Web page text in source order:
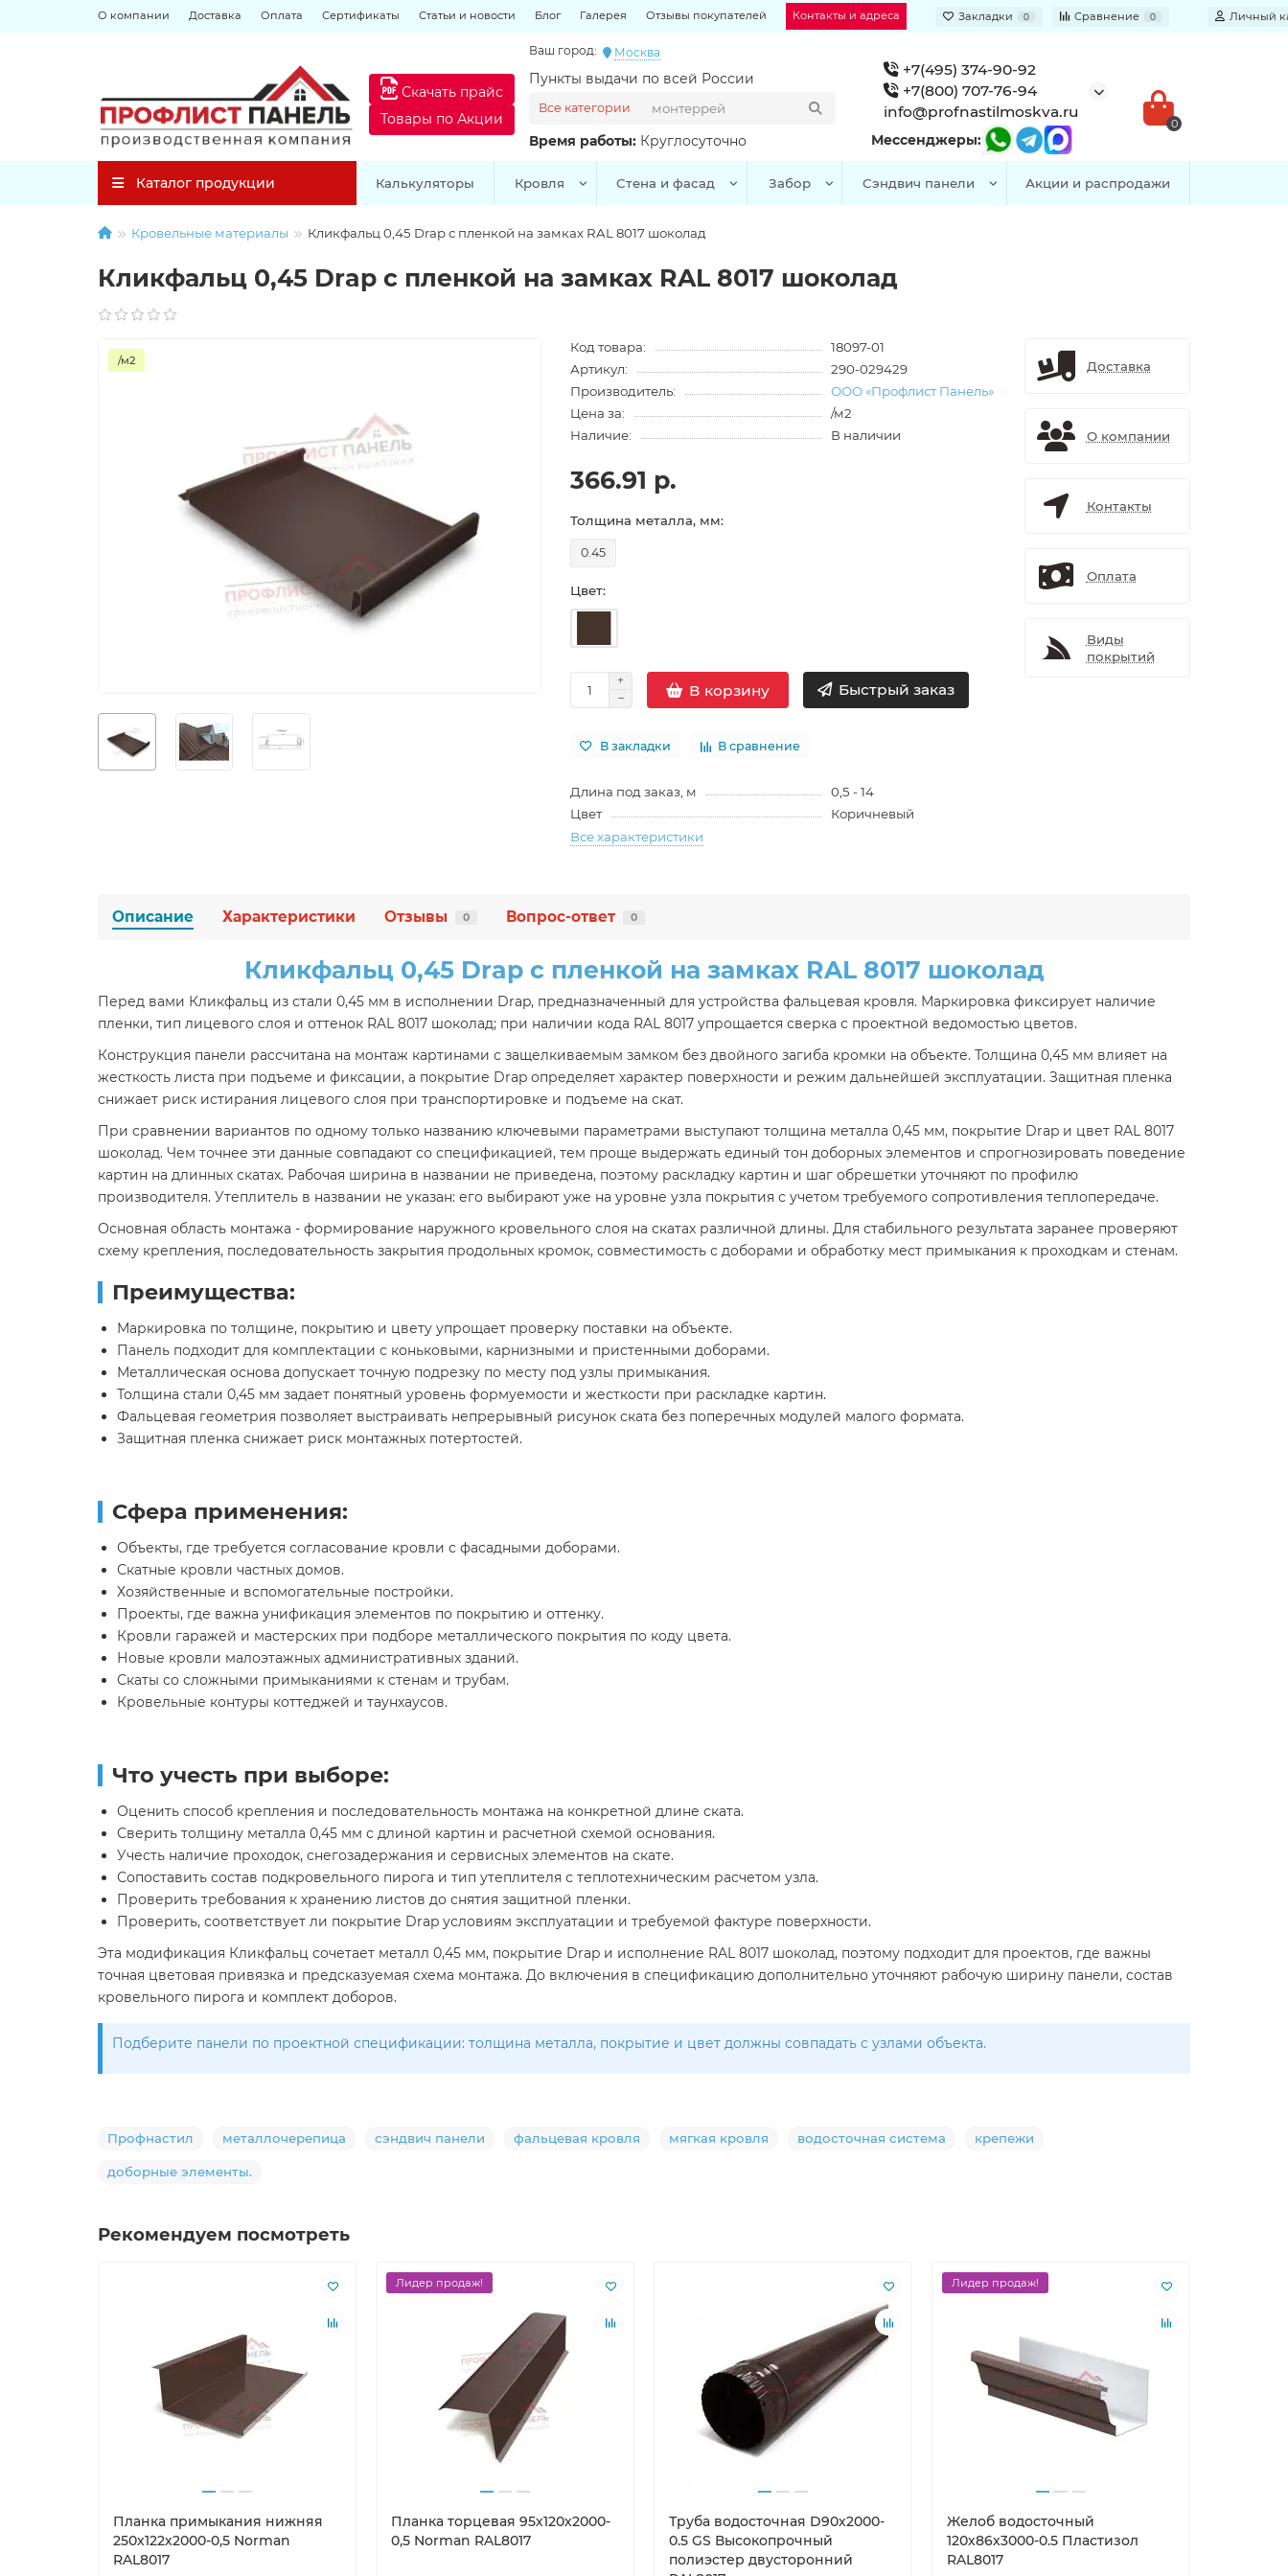
О компании Доставка Оплата Сертификаты Статьи и новости Блог Галерея Отзывы покупателей Контакты и адреса Закладки 0 Сравнение 0 Личный
Ваш город: Москва
Пункты выдачи по всей России
Время работы: Круглосуточно
Все категории
Скачать прайс
Товары по Акции
+7(495) 374-90-92
+7(800) 707-76-94
info@profnastilmoskva.ru
Мессенджеры:
0
Каталог продукции Калькуляторы Кровля Стена и фасад Забор Сэндвич панели Акции и распродажи
Кровельные материалы Кликфальц 0,45 Drap с пленкой на замках RAL 8017 шоколад
Кликфальц 0,45 Drap с пленкой на замках RAL 8017 шоколад
/м2
Код товара:
18097-01
Артикул:
290-029429
Производитель:
ООО «Профлист Панель»
Цена за:
/м2
Наличие:
В наличии
366.91 р.
Толщина металла, мм:
0.45
Цвет:
В корзину Быстрый заказ
В закладки В сравнение
Длина под заказ, м
0,5 - 14
Цвет
Коричневый
Все характеристики
Доставка
О компании
Контакты
Оплата
Виды
покрытий
Описание Характеристики Отзывы 0 Вопрос-ответ 0
Кликфальц 0,45 Drap с пленкой на замках RAL 8017 шоколад
Перед вами Кликфальц из стали 0,45 мм в исполнении Drap, предназначенный для устройства фальцевая кровля. Маркировка фиксирует наличие
пленки, тип лицевого слоя и оттенок RAL 8017 шоколад; при наличии кода RAL 8017 упрощается сверка с проектной ведомостью цветов.
Конструкция панели рассчитана на монтаж картинами с защелкиваемым замком без двойного загиба кромки на объекте. Толщина 0,45 мм влияет на
жесткость листа при подъеме и фиксации, а покрытие Drap определяет характер поверхности и режим дальнейшей эксплуатации. Защитная пленка
снижает риск истирания лицевого слоя при транспортировке и подъеме на скат.
При сравнении вариантов по одному только названию ключевыми параметрами выступают толщина металла 0,45 мм, покрытие Drap и цвет RAL 8017
шоколад. Чем точнее эти данные совпадают со спецификацией, тем проще выдержать единый тон доборных элементов и спрогнозировать поведение
картин на длинных скатах. Рабочая ширина в названии не приведена, поэтому раскладку картин и шаг обрешетки уточняют по профилю
производителя. Утеплитель в названии не указан: его выбирают уже на уровне узла покрытия с учетом требуемого сопротивления теплопередаче.
Основная область монтажа - формирование наружного кровельного слоя на скатах различной длины. Для стабильного результата заранее проверяют
схему крепления, последовательность закрытия продольных кромок, совместимость с доборами и обработку мест примыкания к проходкам и стенам.
Преимущества:
Маркировка по толщине, покрытию и цвету упрощает проверку поставки на объекте.
Панель подходит для комплектации с коньковыми, карнизными и пристенными доборами.
Металлическая основа допускает точную подрезку по месту под узлы примыкания.
Толщина стали 0,45 мм задает понятный уровень формуемости и жесткости при раскладке картин.
Фальцевая геометрия позволяет выстраивать непрерывный рисунок ската без поперечных модулей малого формата.
Защитная пленка снижает риск монтажных потертостей.
Сфера применения:
Объекты, где требуется согласование кровли с фасадными доборами.
Скатные кровли частных домов.
Хозяйственные и вспомогательные постройки.
Проекты, где важна унификация элементов по покрытию и оттенку.
Кровли гаражей и мастерских при подборе металлического покрытия по коду цвета.
Новые кровли малоэтажных административных зданий.
Скаты со сложными примыканиями к стенам и трубам.
Кровельные контуры коттеджей и таунхаусов.
Что учесть при выборе:
Оценить способ крепления и последовательность монтажа на конкретной длине ската.
Сверить толщину металла 0,45 мм с длиной картин и расчетной схемой основания.
Учесть наличие проходок, снегозадержания и сервисных элементов на скате.
Сопоставить состав подкровельного пирога и тип утеплителя с теплотехническим расчетом узла.
Проверить требования к хранению листов до снятия защитной пленки.
Проверить, соответствует ли покрытие Drap условиям эксплуатации и требуемой фактуре поверхности.
Эта модификация Кликфальц сочетает металл 0,45 мм, покрытие Drap и исполнение RAL 8017 шоколад, поэтому подходит для проектов, где важны
точная цветовая привязка и предсказуемая схема монтажа. До включения в спецификацию дополнительно уточняют рабочую ширину панели, состав
кровельного пирога и комплект доборов.
Подберите панели по проектной спецификации: толщина металла, покрытие и цвет должны совпадать с узлами объекта.
Профнастил металлочерепица сэндвич панели фальцевая кровля мягкая кровля водосточная система крепежи
доборные элементы.
Рекомендуем посмотреть
Планка примыкания нижняя
250х122х2000-0,5 Norman
RAL8017
Лидер продаж!
Планка торцевая 95х120х2000-
0,5 Norman RAL8017
Труба водосточная D90х2000-
0.5 GS Высокопрочный
полиэстер двусторонний
Лидер продаж!
Желоб водосточный
120х86х3000-0.5 Пластизол
RAL8017